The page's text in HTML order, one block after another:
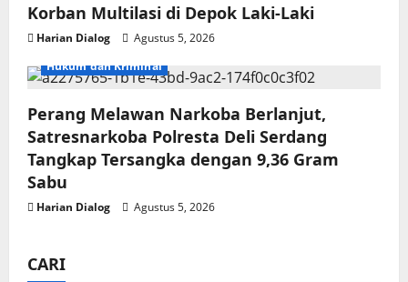
Korban Multilasi di Depok Laki-Laki
Harian Dialog
Agustus 5, 2026
Hukum dan Kriminal
Perang Melawan Narkoba Berlanjut,
Satresnarkoba Polresta Deli Serdang
Tangkap Tersangka dengan 9,36 Gram
Sabu
Harian Dialog Agustus 5, 2026
CARI